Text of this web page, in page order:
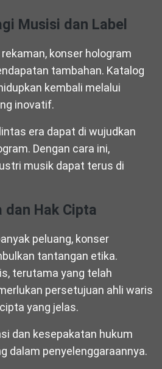
Musisi dan Label
konser hologram
tambahan. Katalog
kembali melalui
inovatif.
era dapat di wujudkan
Dengan cara ini,
musik dapat terus di
dan Hak Cipta
peluang, konser
tantangan etika.
terutama yang telah
persetujuan ahli waris
yang jelas.
dan kesepakatan hukum
dalam penyelenggaraannya.